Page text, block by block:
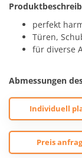
perfekt
Türen,
für diverse
Abmessungen
Individuell
Preis